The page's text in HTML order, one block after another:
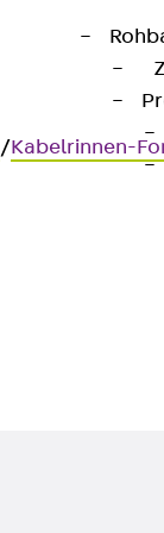
/Kabelrinnen-